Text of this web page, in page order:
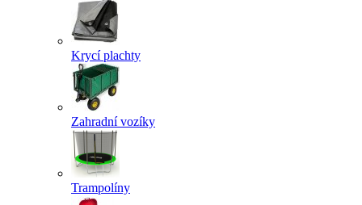
Krycí plachty
Zahradní vozíky
Trampolíny